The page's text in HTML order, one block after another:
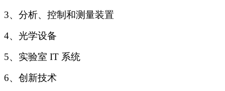
3、分析、控制和测量装置
4、光学设备
5、实验室 IT 系统
6、创新技术